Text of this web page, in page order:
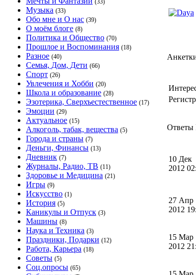
(33)
Музыка (33)
Обо мне и О нас (39)
О моём блоге (8)
Политика и Общество (70)
Прошлое и Воспоминания (18)
Разное (40)
Семья, Дом, Дети (66)
Спорт (26)
Увлечения и Хобби (20)
Школа и образование (28)
Эзотерика, Сверхъестественное (17)
Эмоции (29)
Актуальное (15)
Алкоголь, табак, вещества (5)
Города и страны (7)
Деньги, Финансы (13)
Дневник (7)
Журналы, Радио, ТВ (11)
Здоровье и Медицина (21)
Игры (9)
Искусство (1)
История (5)
Каникулы и Отпуск (3)
Машины (8)
Наука и Техника (3)
Праздники, Подарки (12)
Работа, Карьера (18)
Советы (5)
Соц.опросы (65)
Ответы
10 Дек
2012
27 Апр
2012
15 Мар
2012